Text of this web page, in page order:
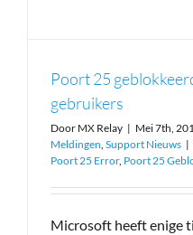
Login Portaal
31 (0)70 415 4839
Poort 25
gebruikers
Door MX Relay | Mei 7th,
Meldingen, Support Nieuws |
Poort 25 Error, Poort 25
Microsoft heeft enige